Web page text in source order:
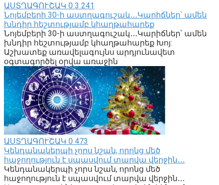
ԱՍՏՂԱԳՈՒՇԱԿ 0 3 241
Նոյեմբերի 30-ի աստղագուշակ․․․Կարիճներ՝ ամեն
խնդիր հեշտությամբ կհաղթահարեք
Նոյեմբերի 30-ի աստղագուշակ․․․Կարիճներ՝ ամեն
խնդիր հեշտությամբ կհաղթահարեք Խոյ:
Աշխատեք առավելագույնս արդյունավետ
օգտագործել օրվա առաջին
ԱՍՏՂԱԳՈՒՇԱԿ 0 473
Կենդանակերպի չորս նշան, որոնց մեծ
հաջողություն է սպասվում տարվա վերջին․․․
Կենդանակերպի չորս նշան, որոնց մեծ
հաջողություն է սպասվում տարվա վերջին․․․